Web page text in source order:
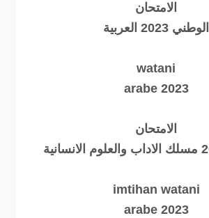
الامتحان
الوطني 2023 العربية
watani
arabe 2023
الامتحان
imtihan watani
arabe 2023